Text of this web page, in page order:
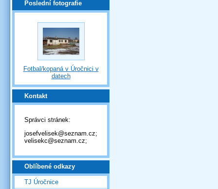
Poslední fotografie
Fotbal/kopaná v Úročnici v
datech
Kontakt
Správci stránek:
josefvelisek@seznam.cz;
velisekc@seznam.cz;
Oblíbené odkazy
TJ Úročnice